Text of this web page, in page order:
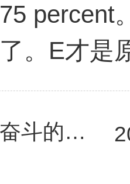
75 percent
了。E才是
奋斗的五只羊